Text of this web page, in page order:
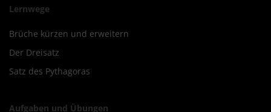
Lernwege
Brüche kürzen und erweitern
Der Dreisatz
Satz des Pythagoras
Aufgaben und Übungen